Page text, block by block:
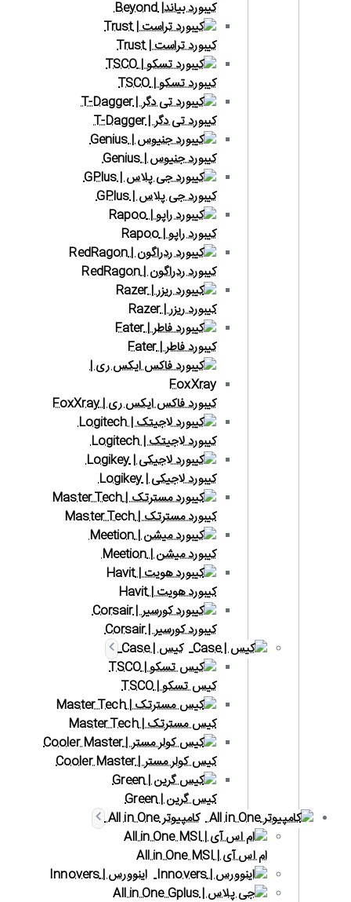
کیبورد بیاند| Beyond
کیبورد تراست | Trust
کیبورد تسکو | TSCO
کیبورد تی دگر | T-Dagger
کیبورد جنیوس | Genius
کیبورد جی پلاس | GPlus
کیبورد راپو | Rapoo
کیبورد ردراگون | RedRagon
کیبورد ریزر | Razer
کیبورد فاطر | Fater
کیبورد فاکس ایکس ری | FoxXray
کیبورد لاجیتک | Logitech
کیبورد لاجیکی | Logikey
کیبورد مسترتک | Master Tech
کیبورد میشن | Meetion
کیبورد هویت | Havit
کیبورد کورسیر | Corsair
کیس | Case
کیس تسکو | TSCO
کیس مسترتک | Master Tech
کیس کولر مستر | Cooler Master
کیس گرین | Green
کامپیوتر All in One
ام اس آی | All in One MSI
اینوورس | Innovers